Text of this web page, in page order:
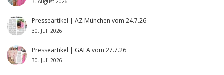
3. August 2026
Presseartikel | AZ München vom 24.7.26
30. Juli 2026
Presseartikel | GALA vom 27.7.26
30. Juli 2026